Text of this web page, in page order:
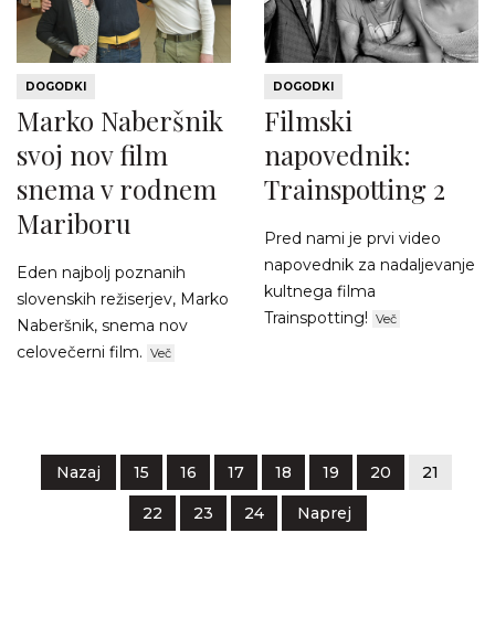
DOGODKI
Marko Naberšnik
svoj nov film
snema v rodnem
Mariboru
Eden najbolj poznanih
slovenskih režiserjev, Marko
Naberšnik, snema nov
celovečerni film. Več
DOGODKI
Filmski
napovednik:
Trainspotting 2
Pred nami je prvi video
napovednik za nadaljevanje
kultnega filma
Trainspotting! Več
Nazaj 15 16 17 18 19 20 21
22 23 24 Naprej